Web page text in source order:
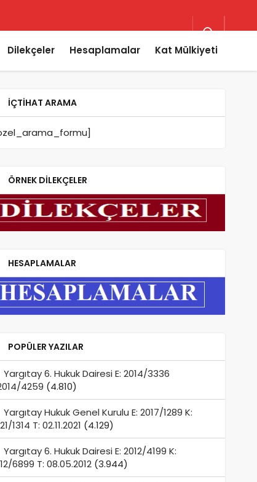
Dilekçeler Hesaplamalar Kat Mülkiyeti
İÇTIHAT ARAMA
ÖRNEK DILEKÇELER
HESAPLAMALAR
POPÜLER YAZILAR
Yargıtay 6. Hukuk Dairesi E: 2014/3336
4259 (4.810)
Yargıtay Hukuk Genel Kurulu E: 2017/1289 K:
1314 T: 02.11.2021 (4.129)
Yargıtay 6. Hukuk Dairesi E: 2012/4199 K:
6899 T: 08.05.2012 (3.944)